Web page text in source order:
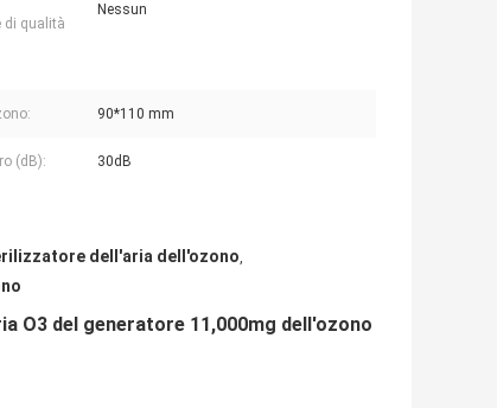
di qualità
Nessun
90*110 mm
(dB): 30dB
dell'aria dell'ozono,
O3 del generatore 11,000mg dell'ozono